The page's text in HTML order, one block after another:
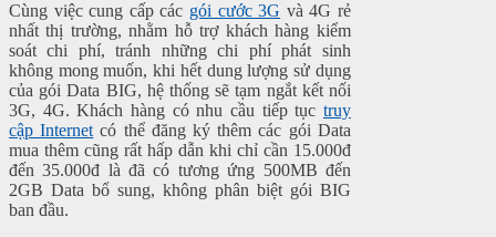
Cùng việc cung cấp các gói cước 3G và 4G rẻ
nhất thị trường, nhằm hỗ trợ khách hàng kiểm
soát chi phí, tránh những chi phí phát sinh
không mong muốn, khi hết dung lượng sử dụng
của gói Data BIG, hệ thống sẽ tạm ngắt kết nối
3G, 4G. Khách hàng có nhu cầu tiếp tục truy
cập Internet có thể đăng ký thêm các gói Data
mua thêm cũng rất hấp dẫn khi chỉ cần 15.000đ
đến 35.000đ là đã có tương ứng 500MB đến
2GB Data bổ sung, không phân biệt gói BIG
ban đầu.